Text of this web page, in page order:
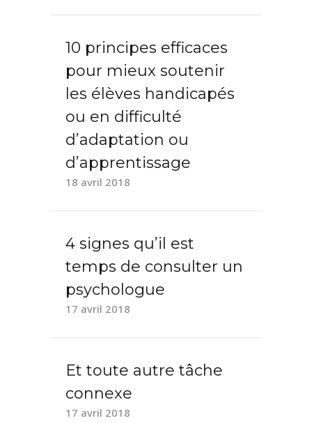
10 principes efficaces
pour mieux soutenir
les élèves handicapés
ou en difficulté
d’adaptation ou
d’apprentissage
18 avril 2018
4 signes qu’il est
temps de consulter un
psychologue
17 avril 2018
Et toute autre tâche
connexe
17 avril 2018